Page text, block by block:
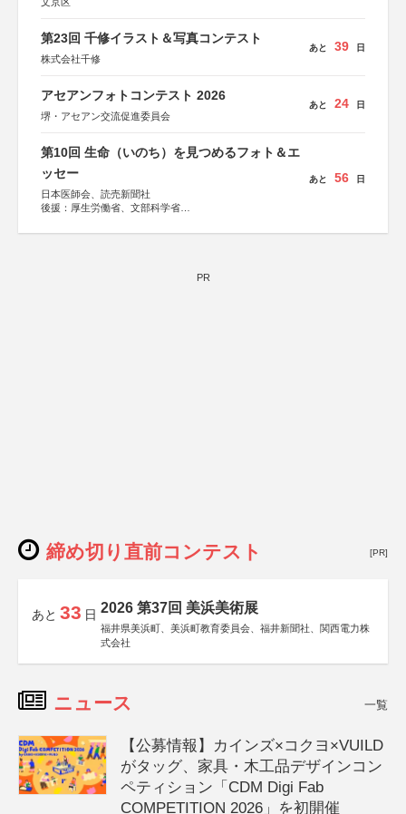
第23回 千修イラスト＆写真コンテスト
株式会社千修
あと 39 日
アセアンフォトコンテスト 2026
堺・アセアン交流促進委員会
あと 24 日
第10回 生命（いのち）を見つめるフォト＆エ
ッセー
日本医師会、読売新聞社
後援：厚生労働省、文部科学省
しん生命保険株式会社
あと 56 日
PR
締め切り直前コンテスト [PR]
あと 33 日 2026 第37回 美浜美術展
福井県美浜町、美浜町教育委員会、福井新聞社、関西電力株
式会社
ニュース 一覧
【公募情報】カインズ×コクヨ×VUILD
がタッグ、家具・木工品デザインコン
ペティション「CDM Digi Fab
COMPETITION 2026」を初開催